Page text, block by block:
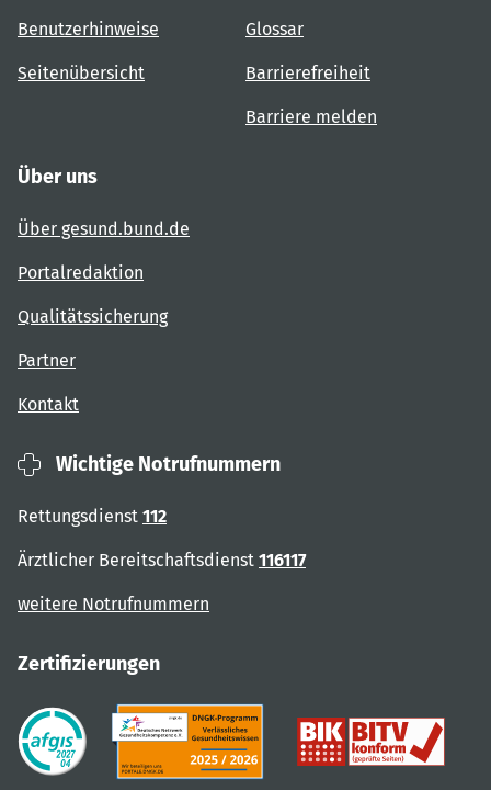
Benutzerhinweise
Seitenübersicht
Glossar
Barrierefreiheit
Barriere melden
Über uns
Über gesund.bund.de
Portalredaktion
Qualitätssicherung
Partner
Kontakt
Wichtige Notrufnummern
Rettungsdienst 112
Ärztlicher Bereitschaftsdienst 116117
weitere Notrufnummern
Zertifizierungen